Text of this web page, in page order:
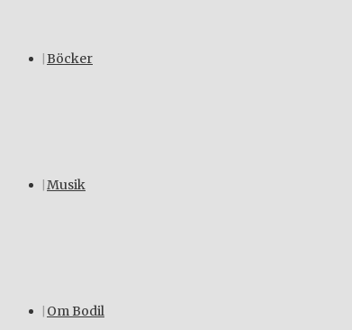
Böcker
Musik
Om Bodil